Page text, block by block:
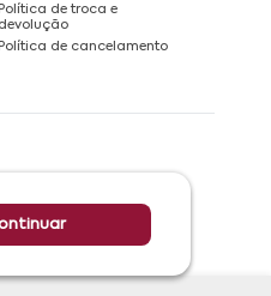
e continuar
Política de troca e
devolução
Política de cancelamento